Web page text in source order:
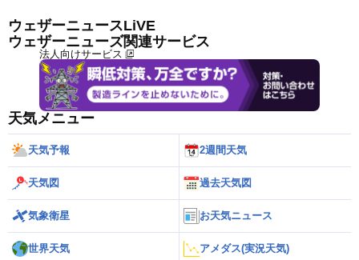
ウェザーニュースLiVE
ウェザーニューズ関連サービス
法人向けサービス
天気メニュー
天気予報 2週間天気
天気図 過去天気図
気象衛星 お天気ニュース
世界天気 アメダス(実況天気)